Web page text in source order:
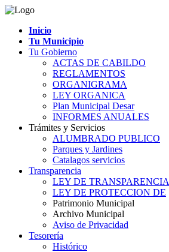
Inicio
Tu Municipio
Tu Gobierno
ACTAS DE CABILDO
REGLAMENTOS
ORGANIGRAMA
LEY ORGANICA
Plan Municipal Desar
INFORMES ANUALES
Trámites y Servicios
ALUMBRADO PUBLICO
Parques y Jardines
Catalagos servicios
Transparencia
LEY DE TRANSPARENCIA
LEY DE PROTECCION DE
Patrimonio Municipal
Archivo Municipal
Aviso de Privacidad
Tesorería
Histórico